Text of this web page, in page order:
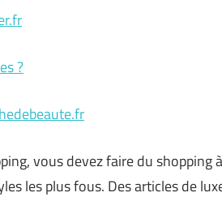
?
vous devez faire du shopping
les plus fous. Des articles de